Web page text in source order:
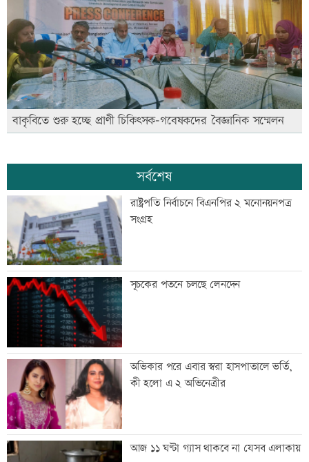
বাকৃবিতে শুরু হচ্ছে প্রাণী চিকিৎসক-গবেষকদের বৈজ্ঞানিক সম্মেলন
সর্বশেষ
রাষ্ট্রপতি নির্বাচনে বিএনপির ২ মনোনয়নপত্র
সংগ্রহ
সূচকের পতনে চলছে লেনদেন
অভিকার পরে এবার স্বরা হাসপাতালে ভর্তি,
কী হলো এ ২ অভিনেত্রীর
আজ ১১ ঘণ্টা গ্যাস থাকবে না যেসব এলাকায়